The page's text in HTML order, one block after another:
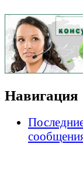
Навигация